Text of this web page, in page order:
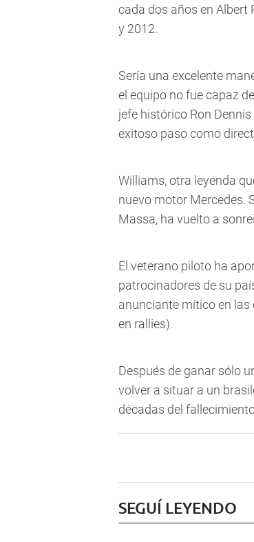
cada dos años en Albert
y 2012.
Sería una excelente
el equipo no fue capaz
jefe histórico Ron
exitoso paso como
Williams, otra leyenda
nuevo motor Mercedes.
Massa, ha vuelto a
El veterano piloto ha
patrocinadores de su
anunciante mítico en
en rallies).
Después de ganar sólo
volver a situar a un
décadas del
SEGUÍ LEYENDO